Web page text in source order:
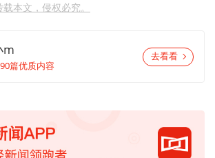
本文，侵权必究。
m
篇优质内容
去看看